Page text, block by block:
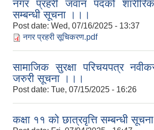
नगर प्रहरी जवान पदको शारीरिक
सम्बन्धी सूचना ।।।
Post date: Wed, 07/16/2025 - 13:37
नगर प्रहरी सूचिकरण.pdf
सामाजिक सुरक्षा परिचयपत्र
जरुरी सूचना ।।।
Post date: Tue, 07/15/2025 - 16:26
कक्षा ११ को छात्रवृत्ति सम्बन्धी सूचना